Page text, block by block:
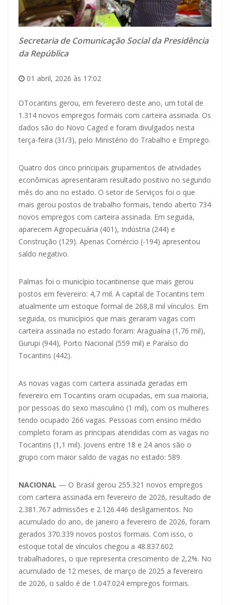
Secretaria de Comunicação Social da Presidência
da República
01 abril, 2026 às 17:02
OTocantins gerou, em fevereiro deste ano, um total de
1.314 novos empregos formais com carteira assinada. Os
dados são do Novo Caged e foram divulgados nesta
terça-feira (31/3), pelo Ministério do Trabalho e Emprego.
Quatro dos cinco principais grupamentos de atividades
econômicas apresentaram resultado positivo no segundo
mês do ano no estado. O setor de Serviços foi o que
mais gerou postos de trabalho formais, tendo aberto 734
novos empregos com carteira assinada. Em seguida,
aparecem Agropecuária (401), Indústria (244) e
Construção (129). Apenas Comércio (-194) apresentou
saldo negativo.
Palmas foi o município tocantinense que mais gerou
postos em fevereiro: 4,7 mil. A capital de Tocantins tem
atualmente um estoque formal de 268,8 mil vínculos. Em
seguida, os municípios que mais geraram vagas com
carteira assinada no estado foram: Araguaína (1,76 mil),
Gurupi (944), Porto Nacional (559 mil) e Paraíso do
Tocantins (442).
As novas vagas com carteira assinada geradas em
fevereiro em Tocantins oram ocupadas, em sua maioria,
por pessoas do sexo masculino (1 mil), com os mulheres
tendo ocupado 266 vagas. Pessoas com ensino médio
completo foram as principais atendidas com as vagas no
Tocantins (1,1 mil). Jovens entre 18 e 24 anos são o
grupo com maior saldo de vagas no estado: 589.
NACIONAL — O Brasil gerou 255.321 novos empregos
com carteira assinada em fevereiro de 2026, resultado de
2.381.767 admissões e 2.126.446 desligamentos. No
acumulado do ano, de janeiro a fevereiro de 2026, foram
gerados 370.339 novos postos formais. Com isso, o
estoque total de vínculos chegou a 48.837.602
trabalhadores, o que representa crescimento de 2,2%. No
acumulado de 12 meses, de março de 2025 a fevereiro
de 2026, o saldo é de 1.047.024 empregos formais.